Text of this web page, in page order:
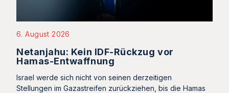
6. August 2026
Netanjahu: Kein IDF-Rückzug vor
Hamas-Entwaffnung
Israel werde sich nicht von seinen derzeitigen
Stellungen im Gazastreifen zurückziehen, bis die Hamas